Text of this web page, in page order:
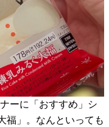
ーに「おすすめ」シ
福」。なんといっても